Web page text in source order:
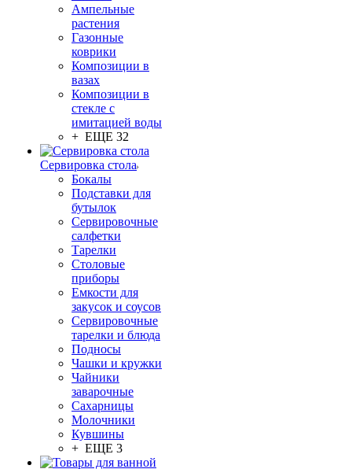
Ампельные
растения
Газонные
коврики
Композиции в
вазах
Композиции в
стекле с
имитацией воды
+ ЕЩЕ 32
Сервировка стола
Бокалы
Подставки для
бутылок
Сервировочные
салфетки
Тарелки
Столовые
приборы
Емкости для
закусок и соусов
Сервировочные
тарелки и блюда
Подносы
Чашки и кружки
Чайники
заварочные
Сахарницы
Молочники
Кувшины
+ ЕЩЕ 3